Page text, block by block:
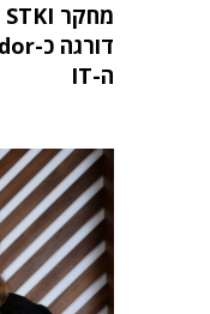
ה-IT